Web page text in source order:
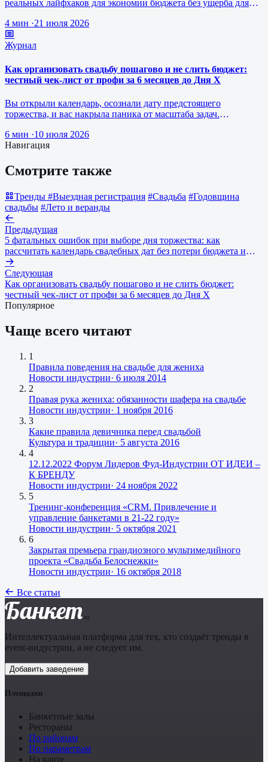
реальных лайфхаков для экономии бюджета без ущерба для
4 мин ·21 июля 2026
Журнал
Как организовать свадьбу пошагово и не слить бюджет:
честный чек-лист от профи за 6 месяцев до Дня Х
Вы открыли календарь, осознали дату предстоящего
торжества, и вас накрыла паника от масштаба задач.
6 мин ·10 июля 2026
Навигация
Смотрите также
Тренды #Выездная регистрация #Свадьба #Годовщина
свадьбы #Лето и веранды
Предыдущая
5 фатальных ошибок при выборе дня торжества: как
рассчитать календарь свадебных дат без потери бюджета и
нервов
Следующая
Как организовать свадьбу пошагово и не слить бюджет:
честный чек-лист от профи за 6 месяцев до Дня Х
Популярное
Чаще всего читают
1
Правила поведения на свадьбе для жениха
Новости индустрии· 6 июля 2014
2
Правая рука жениха: обязанности шафера на свадьбе
Новости индустрии· 1 ноября 2016
3
Какие правила девичника перед свадьбой
Культура и традиции· 5 августа 2016
4
12.12.2022 Форум Лидеров Фуд-Индустрии ОТ ИДЕИ –
К БРЕНДУ
Новости индустрии· 24 ноября 2022
5
Тренинг-конференция «CRM. Привлечение и
управление банкетами в 21-22 году»
Новости индустрии· 5 октября 2021
6
Закрытая премьера грандиозного мультимедийного
проекта «Свадьба Белоснежки»
Новости индустрии· 16 октября 2018
Все статьи
Банкет .ru
Интеллектуальная платформа для тех, кто создаёт тренды в
event-индустрии, а не следует им.
Добавить заведение
Площадки
Банкетные залы
Рестораны
По районам
По параметрам
На карте